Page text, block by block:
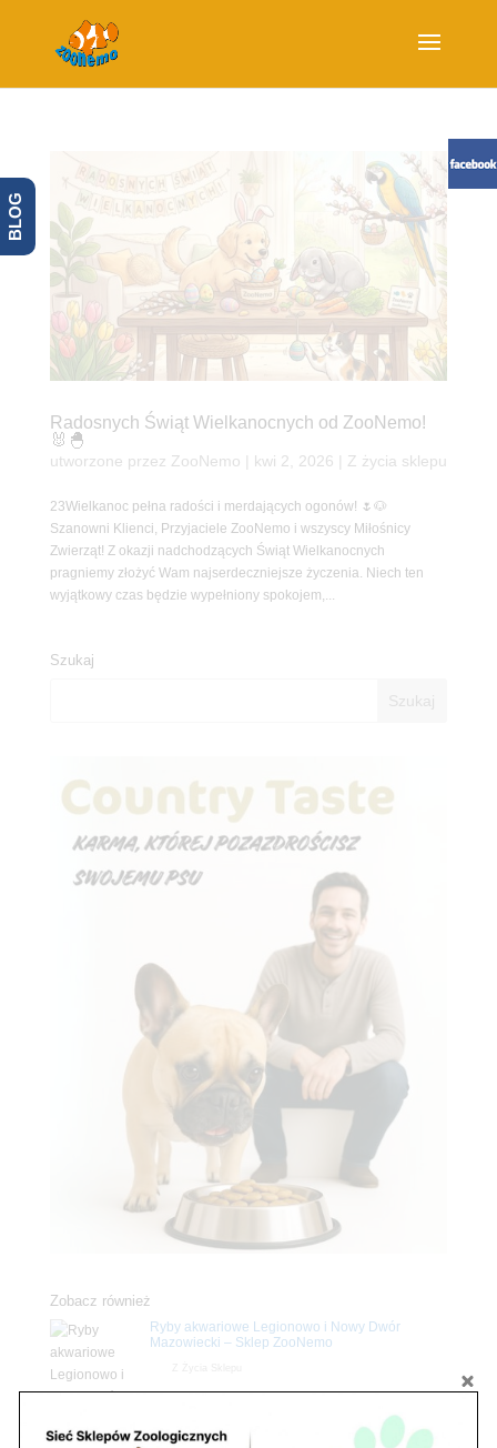
Radosnych Świąt Wielkanocnych od ZooNemo!
🐰🐣
utworzone przez ZooNemo kwi 2, 2026 Z życia sklepu
23Wielkanoc pełna radości i merdających ogonów! 🌷🐶
Szanowni Klienci, Przyjaciele ZooNemo i wszyscy Miłośnicy
Zwierząt! Z okazji nadchodzących Świąt Wielkanocnych
pragniemy złożyć Wam najserdeczniejsze życzenia. Niech ten
wyjątkowy czas będzie wypełniony spokojem,...
Szukaj
Zobacz również
Ryby akwariowe Legionowo i Nowy Dwór
Mazowiecki – Sklep ZooNemo
rośliny akwariowe w ZooNemo – Legionowo i
Nowy Dwór Mazowiecki
BLOG